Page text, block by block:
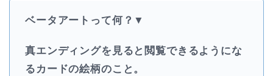
ベータアートって何？▼
真エンディングを見ると閲覧できるようにな
るカードの絵柄のこと。